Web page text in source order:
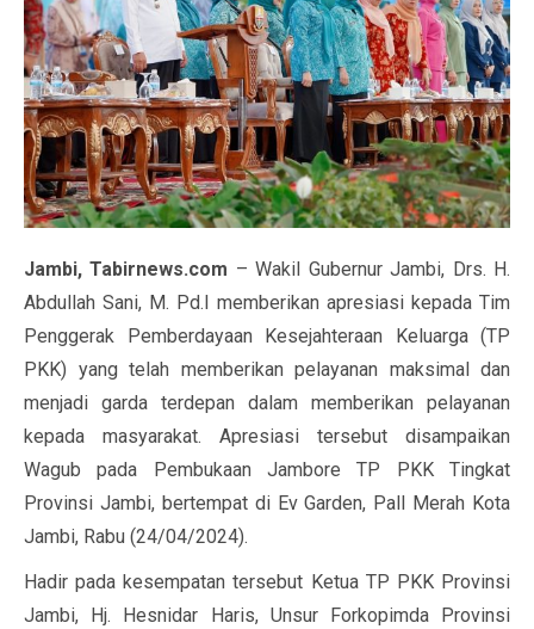
Jambi, Tabirnews.com – Wakil Gubernur Jambi, Drs. H.
Abdullah Sani, M. Pd.I memberikan apresiasi kepada Tim
Penggerak Pemberdayaan Kesejahteraan Keluarga (TP
PKK) yang telah memberikan pelayanan maksimal dan
menjadi garda terdepan dalam memberikan pelayanan
kepada masyarakat. Apresiasi tersebut disampaikan
Wagub pada Pembukaan Jambore TP PKK Tingkat
Provinsi Jambi, bertempat di Ev Garden, Pall Merah Kota
Jambi, Rabu (24/04/2024).
Hadir pada kesempatan tersebut Ketua TP PKK Provinsi
Jambi, Hj. Hesnidar Haris, Unsur Forkopimda Provinsi